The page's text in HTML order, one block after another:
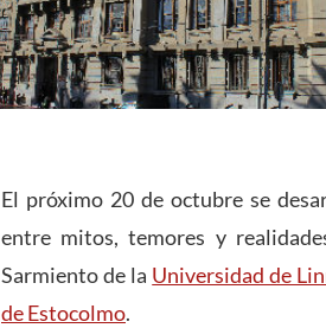
El próximo 20 de octubre se
entre mitos, temores y
Sarmiento de la Universidad de
de Estocolmo.